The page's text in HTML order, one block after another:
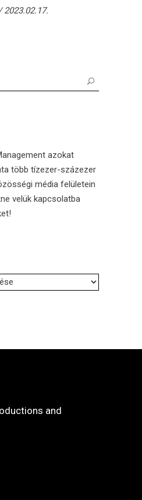
2023.02.17.
azokat
több tízezer-százezer
média felületein
velük kapcsolatba
and